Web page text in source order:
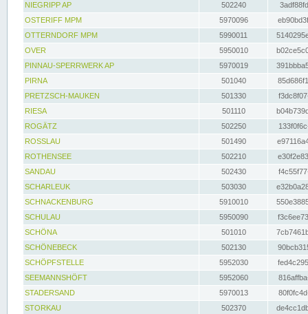
NIEGRIPP AP
502240
OSTERIFF MPM
5970096
OTTERNDORF MPM
5990011
OVER
5950010
PINNAU-SPERRWERK AP
5970019
PIRNA
501040
PRETZSCH-MAUKEN
501330
RIESA
501110
ROGÄTZ
502250
ROSSLAU
501490
ROTHENSEE
502210
SANDAU
502430
SCHARLEUK
503030
SCHNACKENBURG
5910010
SCHULAU
5950090
SCHÖNA
501010
SCHÖNEBECK
502130
SCHÖPFSTELLE
5952030
SEEMANNSHÖFT
5952060
STADERSAND
5970013
STORKAU
502370